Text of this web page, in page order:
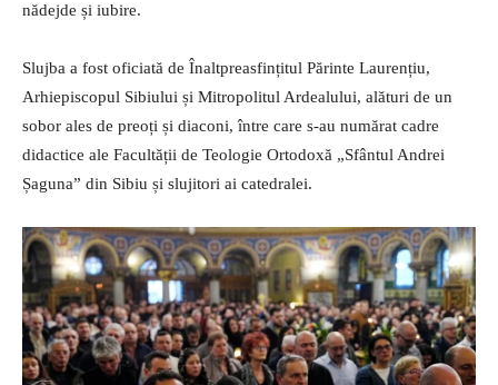
nădejde și iubire.
Slujba a fost oficiată de Înaltpreasfințitul Părinte Laurențiu,
Arhiepiscopul Sibiului și Mitropolitul Ardealului, alături de un
sobor ales de preoți și diaconi, între care s-au numărat cadre
didactice ale Facultății de Teologie Ortodoxă „Sfântul Andrei
Șaguna” din Sibiu și slujitori ai catedralei.